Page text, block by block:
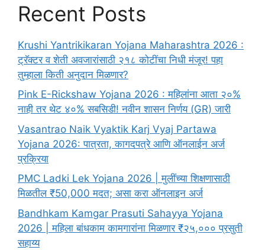
Recent Posts
Krushi Yantrikikaran Yojana Maharashtra 2026 :
ट्रॅक्टर व शेती अवजारांसाठी २१८ कोटींचा निधी मंजूर! पहा
तुम्हाला किती अनुदान मिळणार?
Pink E-Rickshaw Yojana 2026 : महिलांना आता २०%
नाही तर थेट ४०% सबसिडी! नवीन शासन निर्णय (GR) जारी
Vasantrao Naik Vyaktik Karj Vyaj Partawa
Yojana 2026: पात्रता, कागदपत्रे आणि ऑनलाईन अर्ज
प्रक्रिया
PMC Ladki Lek Yojana 2026 | मुलींच्या शिक्षणासाठी
मिळतील ₹50,000 मदत; असा करा ऑनलाइन अर्ज
Bandhkam Kamgar Prasuti Sahayya Yojana
2026 | महिला बांधकाम कामगारांना मिळणार ₹२५,००० प्रसुती
सहाय्य